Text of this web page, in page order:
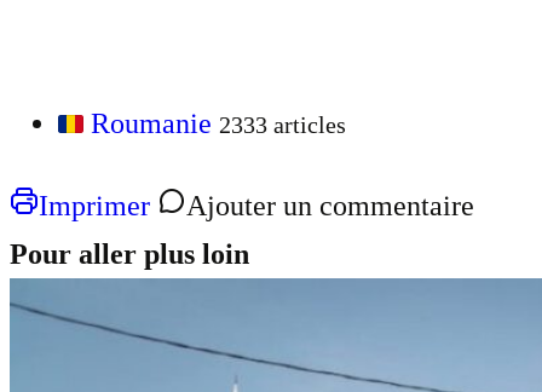
Roumanie 2333 articles
Imprimer
Ajouter un commentaire
Pour aller plus loin